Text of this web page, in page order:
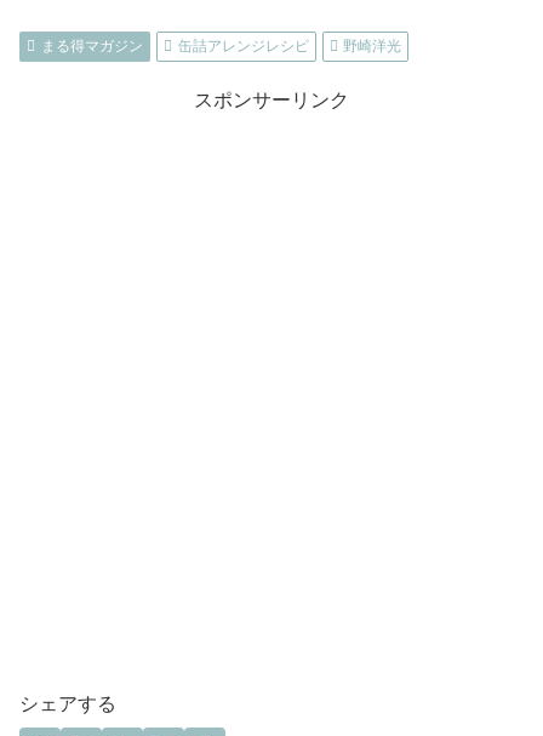
まる得マガジン 缶詰アレンジレシピ 野崎洋光
スポンサーリンク
シェアする